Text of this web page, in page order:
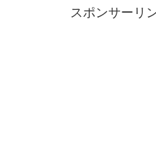
スポンサーリ